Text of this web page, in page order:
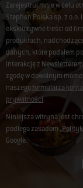
Zarejestruj mnie w celu
Stephen Polska sp. z
ekskluzywne treści od
produktach,
danych, które podałem
interakcję z
zgodę w dowolnym
naszegoformularza
prywatności.
Niniejsza witryna jest
podlega zasadom „
Google.